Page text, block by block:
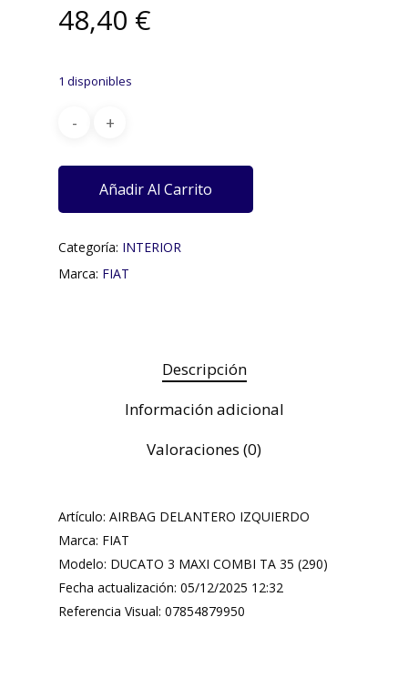
48,40 €
1 disponibles
Añadir Al Carrito
Categoría: INTERIOR
Marca: FIAT
Descripción
Información adicional
Valoraciones (0)
Artículo: AIRBAG DELANTERO IZQUIERDO
Marca: FIAT
Modelo: DUCATO 3 MAXI COMBI TA 35 (290)
Fecha actualización: 05/12/2025 12:32
Referencia Visual: 07854879950